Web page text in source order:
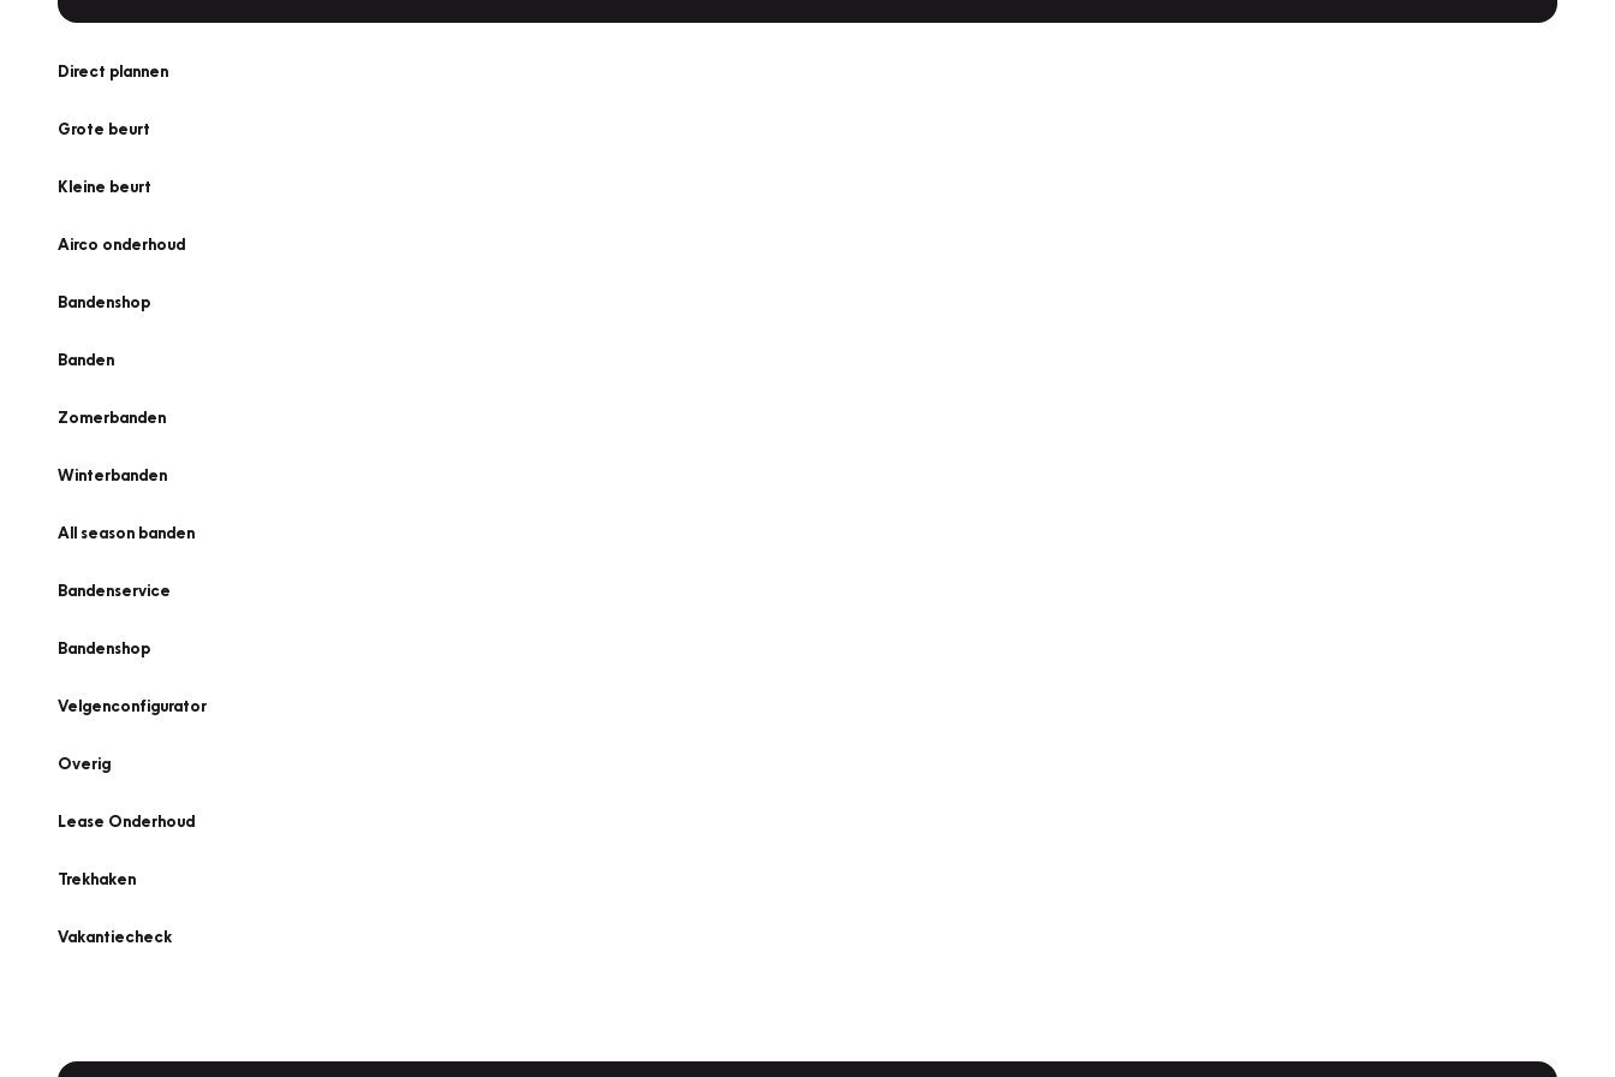
Direct plannen
Grote beurt
Kleine beurt
Airco onderhoud
Bandenshop
Banden
Zomerbanden
Winterbanden
All season banden
Bandenservice
Bandenshop
Velgenconfigurator
Overig
Lease Onderhoud
Trekhaken
Vakantiecheck